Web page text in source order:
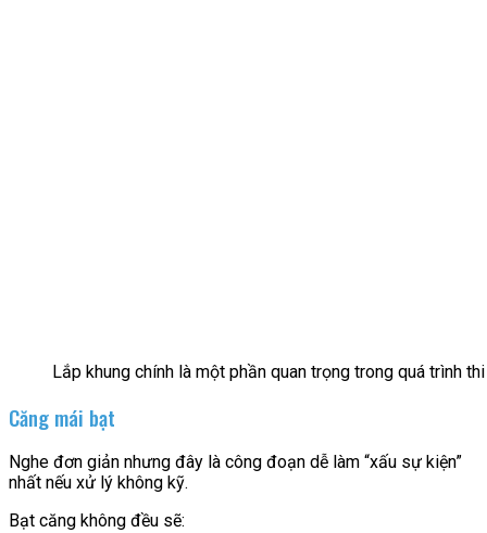
Lắp khung chính là một phần quan trọng trong quá trình
Căng mái bạt
Nghe đơn giản nhưng đây là công đoạn dễ làm “xấu sự kiện”
nhất nếu xử lý không kỹ.
Bạt căng không đều sẽ: